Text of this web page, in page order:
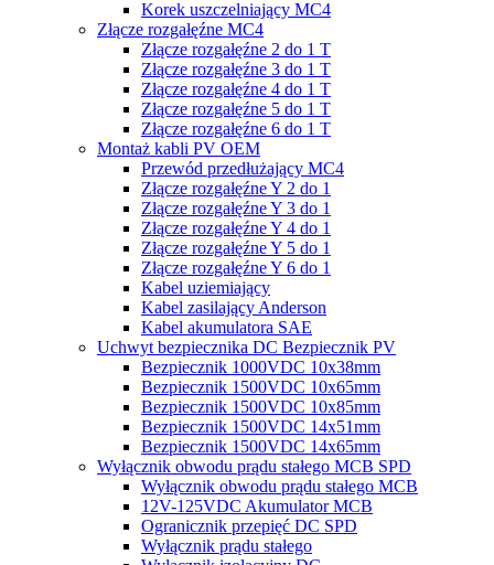
Korek uszczelniający MC4
Złącze rozgałęźne MC4
Złącze rozgałęźne 2 do 1 T
Złącze rozgałęźne 3 do 1 T
Złącze rozgałęźne 4 do 1 T
Złącze rozgałęźne 5 do 1 T
Złącze rozgałęźne 6 do 1 T
Montaż kabli PV OEM
Przewód przedłużający MC4
Złącze rozgałęźne Y 2 do 1
Złącze rozgałęźne Y 3 do 1
Złącze rozgałęźne Y 4 do 1
Złącze rozgałęźne Y 5 do 1
Złącze rozgałęźne Y 6 do 1
Kabel uziemiający
Kabel zasilający Anderson
Kabel akumulatora SAE
Uchwyt bezpiecznika DC Bezpiecznik PV
Bezpiecznik 1000VDC 10x38mm
Bezpiecznik 1500VDC 10x65mm
Bezpiecznik 1500VDC 10x85mm
Bezpiecznik 1500VDC 14x51mm
Bezpiecznik 1500VDC 14x65mm
Wyłącznik obwodu prądu stałego MCB SPD
Wyłącznik obwodu prądu stałego MCB
12V-125VDC Akumulator MCB
Ogranicznik przepięć DC SPD
Wyłącznik prądu stałego